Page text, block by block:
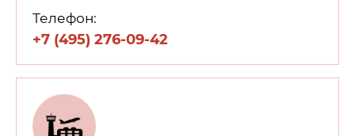
Телефон:
+7 (495) 276-09-42